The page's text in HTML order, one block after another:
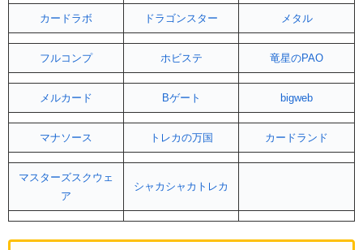
カードラボ ドラゴンスター メタル
フルコンプ ホビステ 竜星のPAO
メルカード Bゲート bigweb
マナソース トレカの万国 カードランド
マスターズスクウェ
ア
シャカシャカトレカ